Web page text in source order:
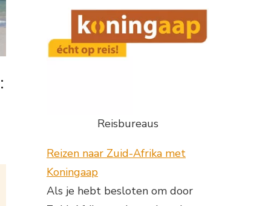
Reisbureaus
Reizen naar Zuid-Afrika met
Koningaap
Als je hebt besloten om door